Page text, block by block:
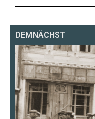
DEMNÄCHST